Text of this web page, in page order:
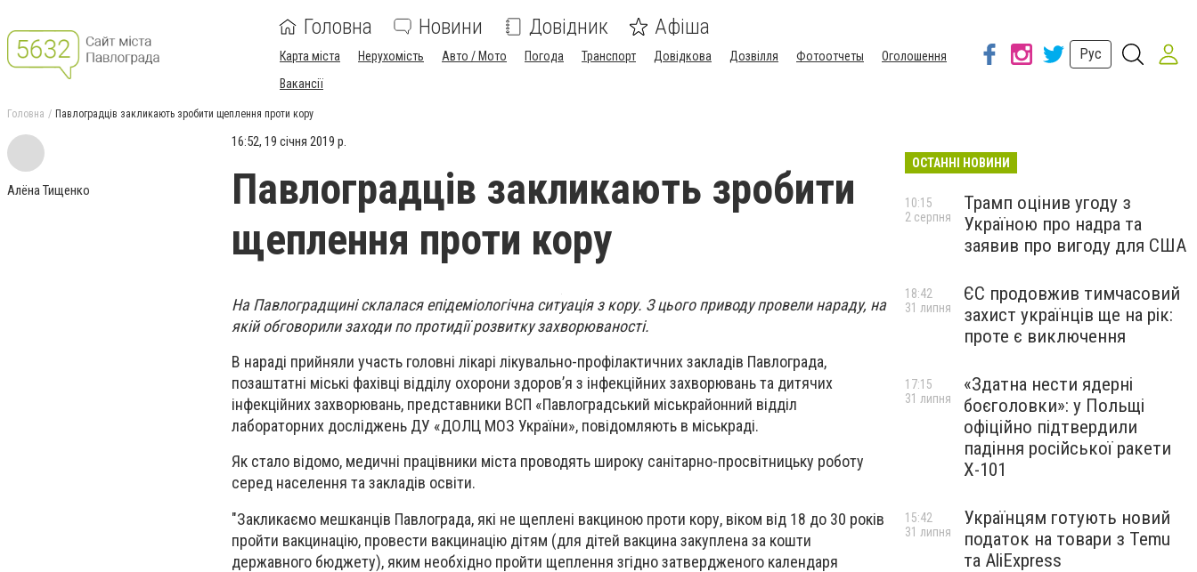
Головна Новини Довідник Афіша
Карта міста Нерухомість Авто / Мото Погода Транспорт Довідкова Дозвілля Фотоотчеты
Оголошення
Вакансії
Рус
Головна Павлоградців закликають зробити щеплення проти кору
Алёна Тищенко
16:52, 19 січня 2019 р.
Павлоградців закликають зробити
щеплення проти кору
На Павлоградщині склалася епідеміологічна ситуація з кору. З цього приводу провели нараду, на
якій обговорилизаходи по протидії розвитку захворюваності.
В нараді прийняли участь головні лікарі лікувально-профілактичних закладів Павлограда,
позаштатні міські фахівці відділу охорони здоров’я з інфекційних захворювань та дитячих
інфекційних захворювань, представники ВСП «Павлоградський міськрайонний відділ
лабораторних досліджень ДУ «ДОЛЦ МОЗ України», повідомляють в міськраді.
Як стало відомо, медичні працівники міста проводять широку санітарно-просвітницьку роботу
серед населення та закладів освіти.
"Закликаємо мешканців Павлограда, які не щеплені вакциною проти кору, віком від 18 до 30 років
пройти вакцинацію, провести вакцинацію дітям (для дітей вакцина закуплена за кошти
державного бюджету), яким необхідно пройти щеплення згідно затвердженого календаря
ОСТАННІ НОВИНИ
Трамп оцінив угоду з
Україною про надра та
заявив про вигоду для США
10:15
2 серпня
ЄС продовжив тимчасовий
захист українців ще на рік:
проте є виключення
18:42
31 липня
«Здатна нести ядерні
боєголовки»: у Польщі
офіційно підтвердили
падіння російської ракети
Х-101
17:15
31 липня
Українцям готують новий
податок на товари з Temu
та AliExpress
15:42
31 липня